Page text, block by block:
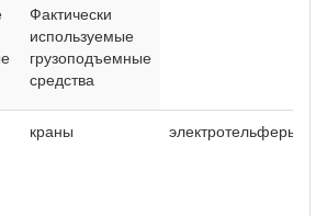
Фактически
используемые
грузоподъемные
средства
краны электротельферы